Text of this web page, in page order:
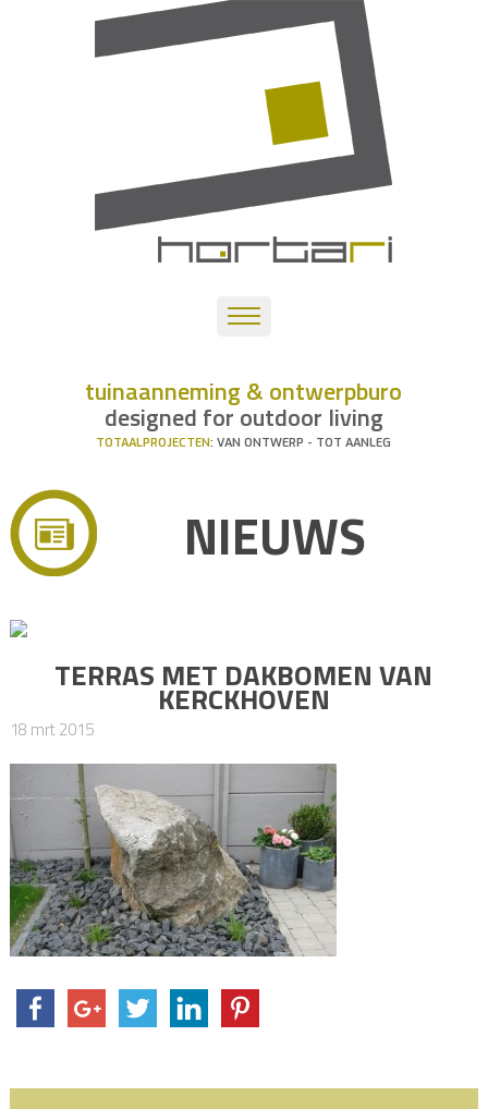
tuinaanneming & ontwerpburo
designed for outdoor living
TOTAALPROJECTEN: VAN ONTWERP - TOT AANLEG
NIEUWS
TERRAS MET DAKBOMEN VAN
KERCKHOVEN
18 mrt 2015